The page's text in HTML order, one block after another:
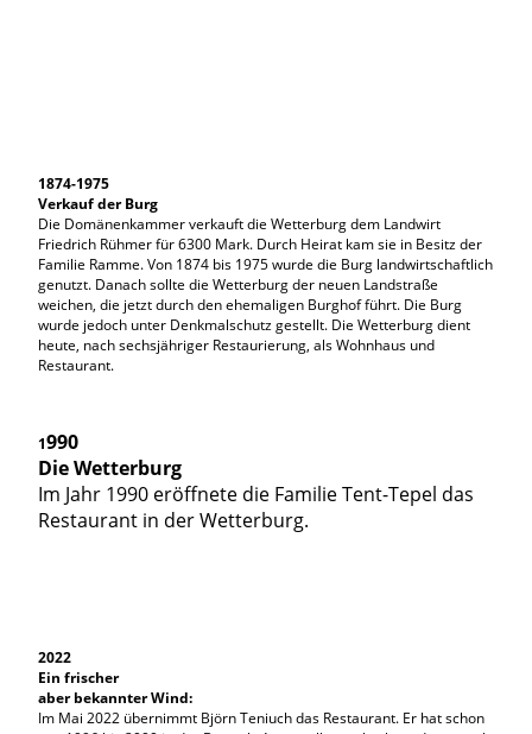
1874-1975
Verkauf der Burg
Die Domänenkammer verkauft die Wetterburg dem Landwirt
Friedrich Rühmer für 6300 Mark. Durch Heirat kam sie in Besitz der
Familie Ramme. Von 1874 bis 1975 wurde die Burg landwirtschaftlich
genutzt. Danach sollte die Wetterburg der neuen Landstraße
weichen, die jetzt durch den ehemaligen Burghof führt. Die Burg
wurde jedoch unter Denkmalschutz gestellt. Die Wetterburg dient
heute, nach sechsjähriger Restaurierung, als Wohnhaus und
Restaurant.
1990
Die Wetterburg
Im Jahr 1990 eröffnete die Familie Tent-Tepel das
Restaurant in der Wetterburg.
2022
Ein frischer
aber bekannter Wind:
Im Mai 2022 übernimmt Björn Teniuch das Restaurant. Er hat schon